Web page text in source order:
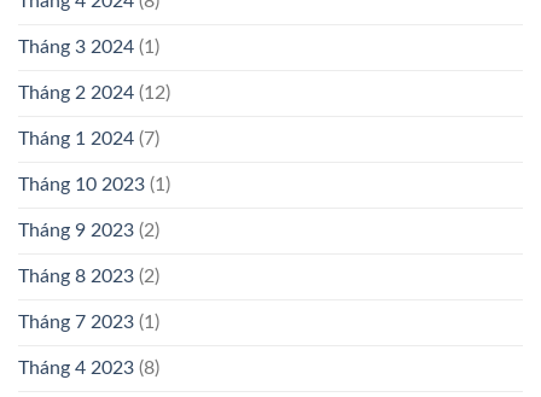
Tháng 3 2024 (1)
Tháng 2 2024 (12)
Tháng 1 2024 (7)
Tháng 10 2023 (1)
Tháng 9 2023 (2)
Tháng 8 2023 (2)
Tháng 7 2023 (1)
Tháng 4 2023 (8)